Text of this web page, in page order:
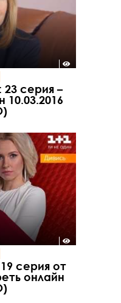
серия –
10.03.2016
серия от
онлайн